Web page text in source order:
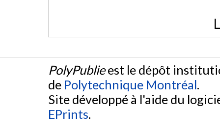
PolyPublieest le dépôt
de Polytechnique Montréal.
Site développé à l'aide du
EPrints.